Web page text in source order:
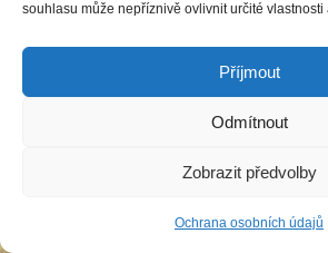
souhlasu může nepříznivě ovlivnit určité vlastnosti
Příjmout
Odmítnout
Zobrazit předvolby
Ochrana osobních údajů